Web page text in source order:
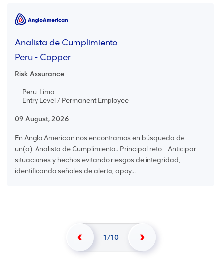
Analista de Cumplimiento
Peru - Copper
Risk Assurance
Peru, Lima
Entry Level / Permanent Employee
09 August, 2026
En Anglo American nos encontramos en búsqueda de
un(a) Analista de Cumplimiento.. Principal reto - Anticipar
situaciones y hechos evitando riesgos de integridad,
identificando señales de alerta, apoy...
1 10